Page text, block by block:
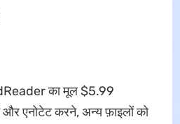
का मूल $5.99
एनोटेट करने, अन्य फ़ाइलों को